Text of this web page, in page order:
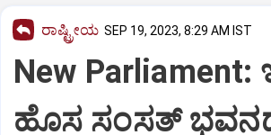
ರಾಷ್ಟ್ರೀಯ SEP 19, 2023, 8:29 AM IST
New
ಹೊಸ ಸಂಸತ್‌